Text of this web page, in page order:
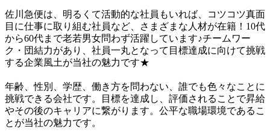
佐川急便は、明るくて活動的な社員もいれば、コツコツ真面
目に仕事に取り組む社員など、さまざまな人材が在籍！10代
から60代まで老若男女問わず活躍しています♪チームワー
ク・団結力があり、社員一丸となって目標達成に向けて挑戦
する企業風土が当社の魅力です★
年齢、性別、学歴、働き方を問わない、誰でも色々なことに
挑戦できる会社です。目標を達成し、評価されることで昇給
やその後のキャリアに繋がります。公平な職場環境であるこ
とが当社の魅力です。